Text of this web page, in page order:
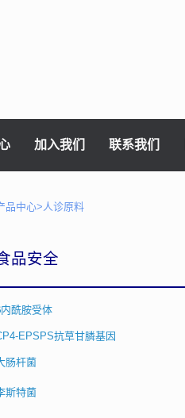
加入我们 联系我们
品中心>人诊原料
品安全
酰胺受体
EPSPS抗草甘膦基因
肠杆菌
斯特菌